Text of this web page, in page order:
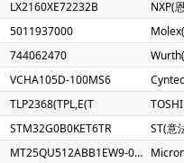
LX2160XE72232B
NXP(
5011937000
744062470
VCHA105D-100MS6
TLP2368(TPL,E(T
STM32G0B0KET6TR
ST(意
MT25QU512ABB1EW9-0SIT